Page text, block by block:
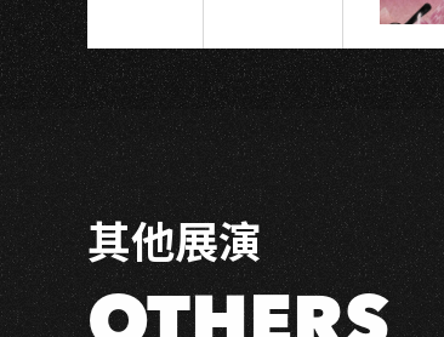
－
高
雄
場
其他展演